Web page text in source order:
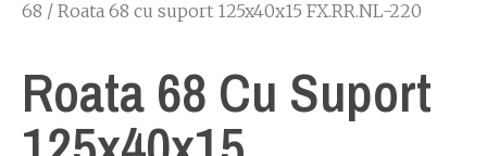
68 / Roata 68 cu suport 125x40x15 FX.RR.NL-220
Roata 68 Cu Suport